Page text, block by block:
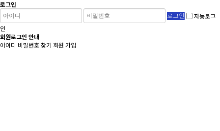
로그인
자동로그
인
회원로그인 안내
아이디 비밀번호 찾기 회원 가입